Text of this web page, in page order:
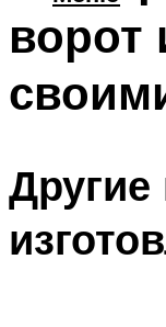
ворот